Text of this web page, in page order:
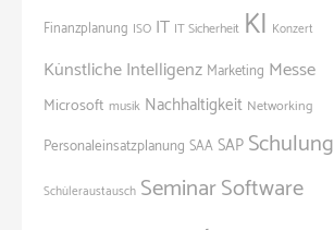
Finanzplanung ISO IT IT Sicherheit KI Konzert
Künstliche Intelligenz Marketing Messe
Microsoft musik Nachhaltigkeit Networking
Personaleinsatzplanung SAASAP Schulung
Schüleraustausch SeminarSoftware